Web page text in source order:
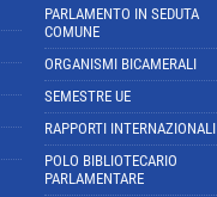
PARLAMENTO IN SEDUTA
COMUNE
ORGANISMI BICAMERALI
SEMESTRE UE
RAPPORTI INTERNAZIONALI
POLO BIBLIOTECARIO
PARLAMENTARE